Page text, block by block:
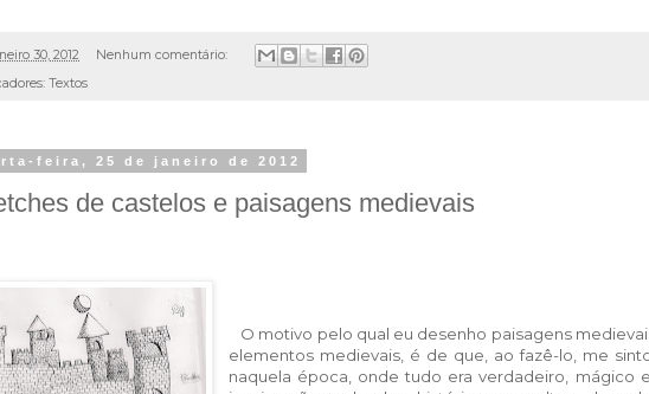
30, 2012
Nenhum comentário:
Textos
feira, 25 de janeiro de 2012
de castelos e paisagens medievais
O motivo pelo qual eu desenho paisagens
elementos medievais, é de que, ao fazê-lo, me
naquela época, onde tudo era verdadeiro, mágico